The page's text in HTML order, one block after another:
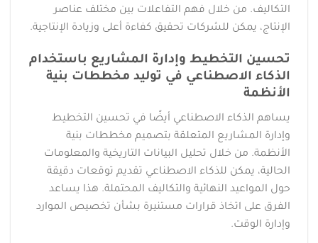
التكاليف. من خلال فهم التفاعلات بين مختلف عناصر
الإنتاج، يمكن للشركات تحقيق كفاءة أعلى وزيادة الإنتاجية.
تحسين التخطيط وإدارة المشاريع باستخدام
الذكاء الاصطناعي في توليد مخططات بنية
الأنظمة
يساهم الذكاء الاصطناعي أيضًا في تحسين التخطيط
وإدارة المشاريع المتعلقة بتصميم مخططات بنية
الأنظمة. من خلال تحليل البيانات التاريخية والمعلومات
الحالية، يمكن للذكاء الاصطناعي تقديم توقعات دقيقة
حول المواعيد النهائية والتكاليف المحتملة. هذا يساعد
الفرق على اتخاذ قرارات مستنيرة بشأن تخصيص الموارد
وإدارة الوقت.